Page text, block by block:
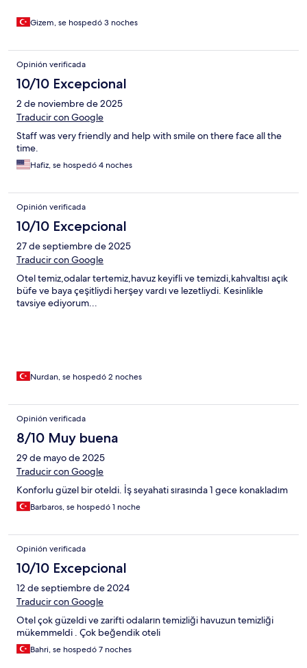
Gizem, se hospedó 3 noches
Opinión verificada
10/10 Excepcional
2 de noviembre de 2025
Traducir con Google
Staff was very friendly and help with smile on there face all the
time.
Hafiz, se hospedó 4 noches
Opinión verificada
10/10 Excepcional
27 de septiembre de 2025
Traducir con Google
Otel temiz,odalar tertemiz,havuz keyifli ve temizdi,kahvaltısı açık
büfe ve baya çeşitliydi herşey vardı ve lezetliydi. Kesinlikle
tavsiye ediyorum...
Nurdan, se hospedó 2 noches
Opinión verificada
8/10 Muy buena
29 de mayo de 2025
Traducir con Google
Konforlu güzel bir oteldi. İş seyahati sırasında 1 gece konakladım
Barbaros, se hospedó 1 noche
Opinión verificada
10/10 Excepcional
12 de septiembre de 2024
Traducir con Google
Otel çok güzeldi ve zarifti odaların temizliği havuzun temizliği
mükemmeldi . Çok beğendik oteli
Bahri, se hospedó 7 noches